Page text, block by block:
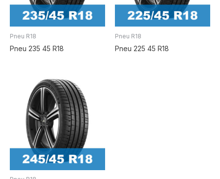
Pneu R18
Pneu 235 45 R18
Pneu R18
Pneu 225 45 R18